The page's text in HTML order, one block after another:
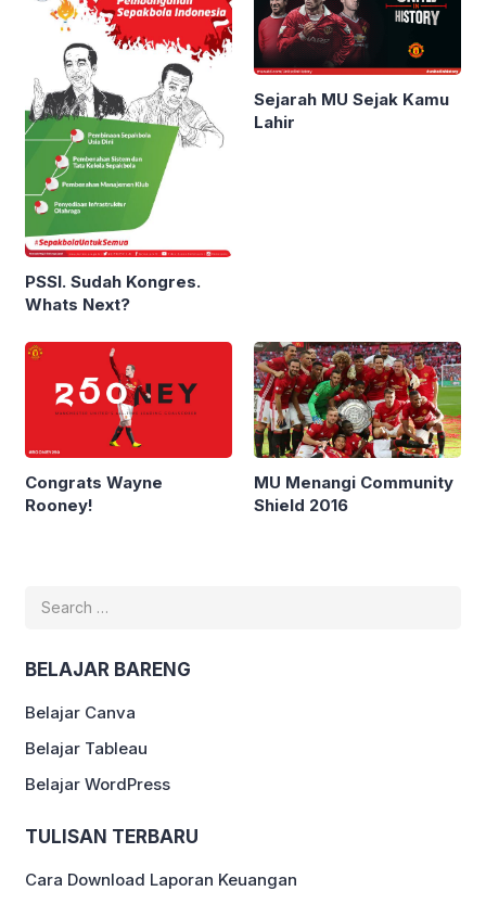
PSSI. Sudah Kongres.
Whats Next?
Sejarah MU Sejak Kamu
Lahir
Congrats Wayne
Rooney!
MU Menangi Community
Shield 2016
for:
BELAJAR BARENG
Belajar Canva
Belajar Tableau
Belajar WordPress
TULISAN TERBARU
Cara Download Laporan Keuangan